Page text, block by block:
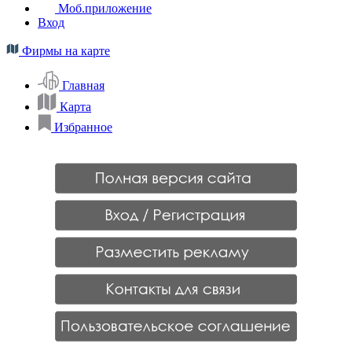
Моб.приложение
Вход
Фирмы на карте
Главная
Карта
Избранное